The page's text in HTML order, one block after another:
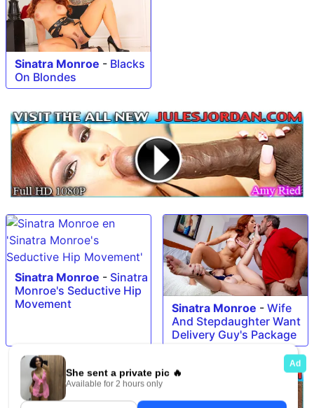
Sinatra Monroe - Blacks
On Blondes
Sinatra Monroe - Sinatra
Monroe's Seductive Hip
Movement
Sinatra Monroe - Wife
And Stepdaughter Want
Delivery Guy's Package